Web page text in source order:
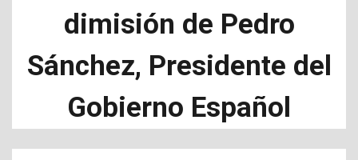
dimisión de Pedro
Sánchez, Presidente del
Gobierno Español